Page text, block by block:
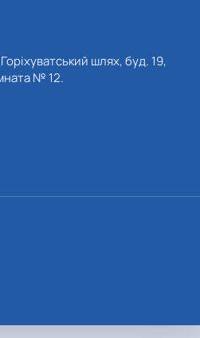
шлях, буд. 19,
№ 12.